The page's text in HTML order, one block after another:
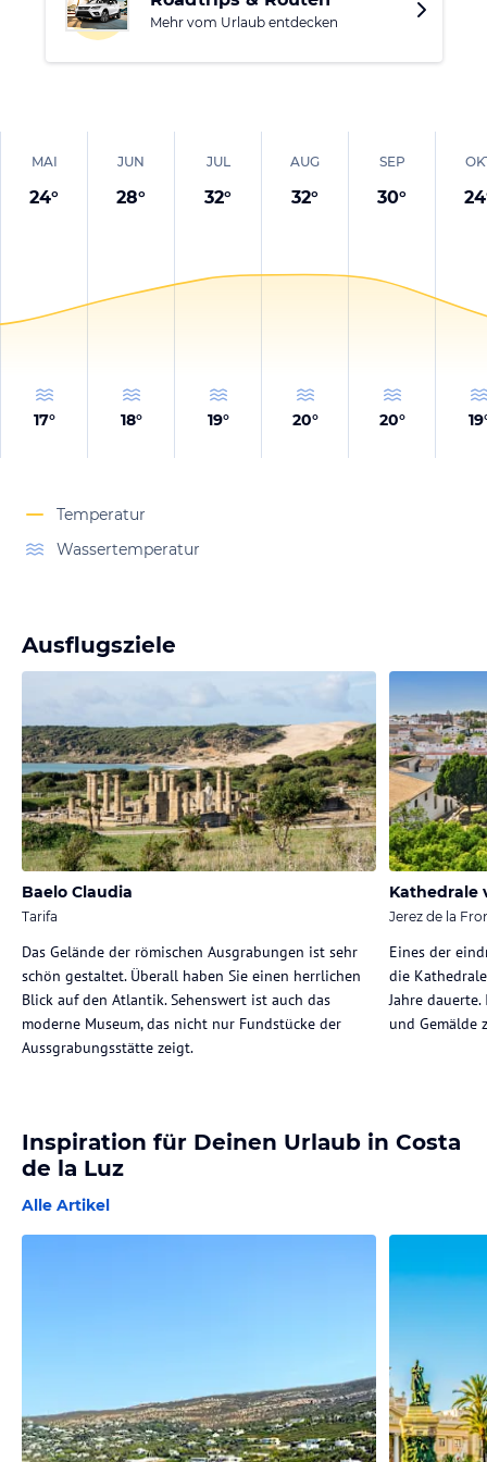
Mehr vom Urlaub entdecken
MAI
24°
17°
JUN
28°
18°
JUL
32°
19°
AUG
32°
20°
SEP
30°
20°
24
19
Temperatur
Wassertemperatur
Ausflugsziele
Baelo Claudia
Tarifa
Das Gelände der römischen Ausgrabungen ist sehr
schön gestaltet. Überall haben Sie einen herrlichen
Blick auf den Atlantik. Sehenswert ist auch das
moderne Museum, das nicht nur Fundstücke der
Aussgrabungsstätte zeigt.
Kathedrale
Jerez de la
Eines der
die
Jahre
und Gemälde
Inspiration für Deinen Urlaub in Costa
de la Luz
Alle Artikel